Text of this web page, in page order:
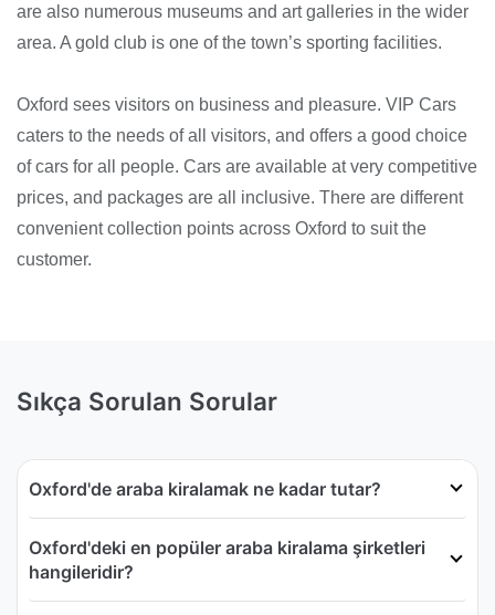
are also numerous museums and art galleries in the wider
area. A gold club is one of the town’s sporting facilities.
Oxford sees visitors on business and pleasure. VIP Cars
caters to the needs of all visitors, and offers a good choice
of cars for all people. Cars are available at very competitive
prices, and packages are all inclusive. There are different
convenient collection points across Oxford to suit the
customer.
Sıkça Sorulan Sorular
Oxford'de araba kiralamak ne kadar tutar?
Oxford'deki en popüler araba kiralama şirketleri
hangileridir?